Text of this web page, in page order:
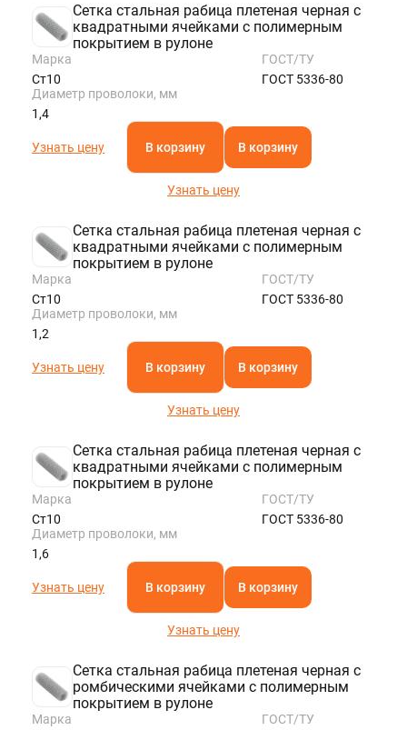
Сетка стальная рабица плетеная черная с
квадратными ячейками с полимерным
покрытием в рулоне
Марка
Ст10
ГОСТ/ТУ
ГОСТ 5336-80
Диаметр проволоки, мм
1,4
Узнать цену В корзину В корзину
Узнать цену
Сетка стальная рабица плетеная черная с
квадратными ячейками с полимерным
покрытием в рулоне
Марка
Ст10
ГОСТ/ТУ
ГОСТ 5336-80
Диаметр проволоки, мм
1,2
Узнать цену В корзину В корзину
Узнать цену
Сетка стальная рабица плетеная черная с
квадратными ячейками с полимерным
покрытием в рулоне
Марка
Ст10
ГОСТ/ТУ
ГОСТ 5336-80
Диаметр проволоки, мм
1,6
Узнать цену В корзину В корзину
Узнать цену
Сетка стальная рабица плетеная черная с
ромбическими ячейками с полимерным
покрытием в рулоне
Марка ГОСТ/ТУ